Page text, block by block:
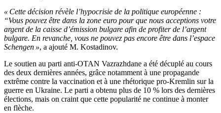
« Cette décision révèle l’hypocrisie de la politique européenne :
“Vous pouvez être dans la zone euro pour que nous acceptions votre
argent de la caisse d’émission bulgare afin de profiter de l’argent
bulgare. En revanche, vous ne pouvez pas encore être dans l’espace
Schengen », a ajouté M. Kostadinov.
Le soutien au parti anti-OTAN Vazrazhdane a été décuplé au cours
des deux dernières années, grâce notamment à une propagande
extrême contre la vaccination et à une rhétorique pro-Kremlin sur la
guerre en Ukraine. Le parti a obtenu plus de 10 % lors des dernières
élections, mais on craint que cette popularité ne continue à monter
en flèche.